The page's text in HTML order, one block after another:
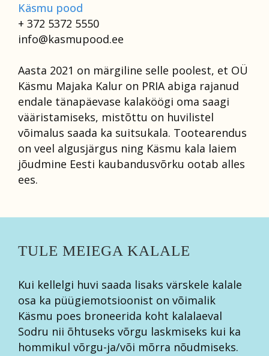
Käsmu pood
+ 372 5372 5550
info@kasmupood.ee
Aasta 2021 on märgiline selle poolest, et OÜ
Käsmu Majaka Kalur on PRIA abiga rajanud
endale tänapäevase kalaköögi oma saagi
vääristamiseks, mistõttu on huvilistel
võimalus saada ka suitsukala. Tootearendus
on veel algusjärgus ning Käsmu kala laiem
jõudmine Eesti kaubandusvõrku ootab alles
ees.
TULE MEIEGA KALALE
Kui kellelgi huvi saada lisaks värskele kalale
osa ka püügiemotsioonist on võimalik
Käsmu poes broneerida koht kalalaeval
Sodru nii õhtuseks võrgu laskmiseks kui ka
hommikul võrgu-ja/või mõrra nõudmiseks.